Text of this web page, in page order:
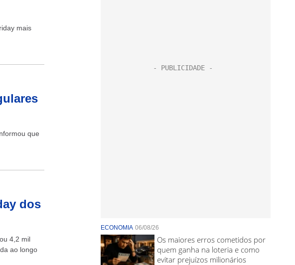
mais
que
dos
4,2 mil
ao longo
ECONOMIA 06/08/26
Os maiores erros cometidos por
quem ganha na loteria e como
evitar prejuízos milionários